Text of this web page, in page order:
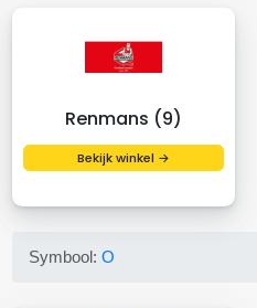
Renmans (9)
Bekijk winkel →
Symbool:O